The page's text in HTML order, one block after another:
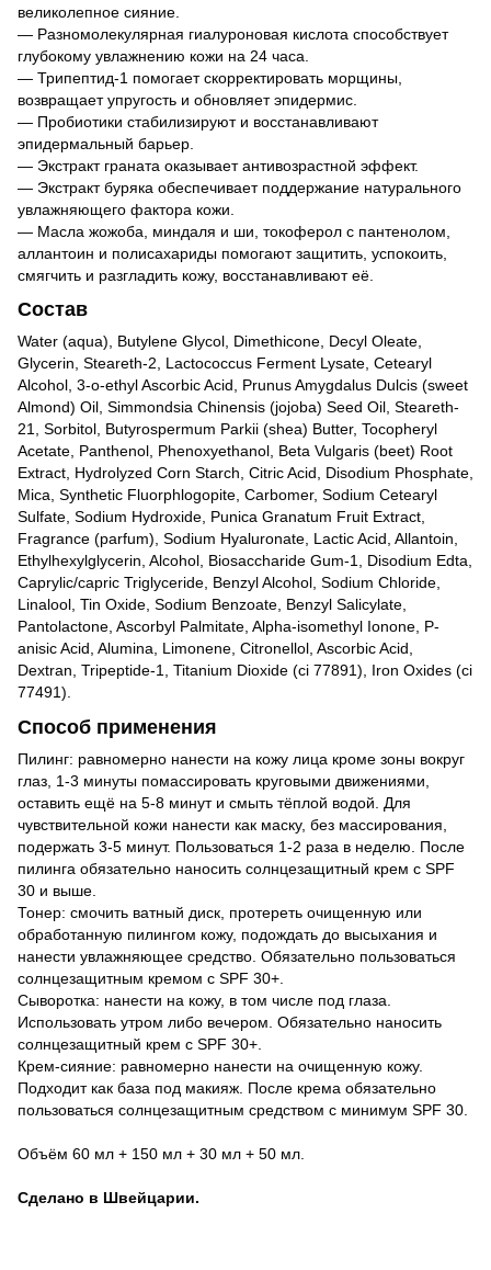
великолепное сияние.
— Разномолекулярная гиалуроновая кислота способствует
глубокому увлажнению кожи на 24 часа.
— Трипептид-1 помогает скорректировать морщины,
возвращает упругость и обновляет эпидермис.
— Пробиотики стабилизируют и восстанавливают
эпидермальный барьер.
— Экстракт граната оказывает антивозрастной эффект.
— Экстракт буряка обеспечивает поддержание натурального
увлажняющего фактора кожи.
— Масла жожоба, миндаля и ши, токоферол с пантенолом,
аллантоин и полисахариды помогают защитить, успокоить,
смягчить и разгладить кожу, восстанавливают её.
Состав
Water (aqua), Butylene Glycol, Dimethicone, Decyl Oleate,
Glycerin, Steareth-2, Lactococcus Ferment Lysate, Cetearyl
Alcohol, 3-o-ethyl Ascorbic Acid, Prunus Amygdalus Dulcis (sweet
Almond) Oil, Simmondsia Chinensis (jojoba) Seed Oil, Steareth-
21, Sorbitol, Butyrospermum Parkii (shea) Butter, Tocopheryl
Acetate, Panthenol, Phenoxyethanol, Beta Vulgaris (beet) Root
Extract, Hydrolyzed Corn Starch, Citric Acid, Disodium Phosphate,
Mica, Synthetic Fluorphlogopite, Carbomer, Sodium Cetearyl
Sulfate, Sodium Hydroxide, Punica Granatum Fruit Extract,
Fragrance (parfum), Sodium Hyaluronate, Lactic Acid, Allantoin,
Ethylhexylglycerin, Alcohol, Biosaccharide Gum-1, Disodium Edta,
Caprylic/capric Triglyceride, Benzyl Alcohol, Sodium Chloride,
Linalool, Tin Oxide, Sodium Benzoate, Benzyl Salicylate,
Pantolactone, Ascorbyl Palmitate, Alpha-isomethyl Ionone, P-
anisic Acid, Alumina, Limonene, Citronellol, Ascorbic Acid,
Dextran, Tripeptide-1, Titanium Dioxide (ci 77891), Iron Oxides (ci
77491).
Способ применения
Пилинг: равномерно нанести на кожу лица кроме зоны вокруг
глаз, 1-3 минуты помассировать круговыми движениями,
оставить ещё на 5-8 минут и смыть тёплой водой. Для
чувствительной кожи нанести как маску, без массирования,
подержать 3-5 минут. Пользоваться 1-2 раза в неделю. После
пилинга обязательно наносить солнцезащитный крем с SPF
30 и выше.
Тонер: смочить ватный диск, протереть очищенную или
обработанную пилингом кожу, подождать до высыхания и
нанести увлажняющее средство. Обязательно пользоваться
солнцезащитным кремом с SPF 30+.
Сыворотка: нанести на кожу, в том числе под глаза.
Использовать утром либо вечером. Обязательно наносить
солнцезащитный крем с SPF 30+.
Крем-сияние: равномерно нанести на очищенную кожу.
Подходит как база под макияж. После крема обязательно
пользоваться солнцезащитным средством с минимум SPF 30.
Объём 60 мл + 150 мл + 30 мл + 50 мл.
Сделано в Швейцарии.